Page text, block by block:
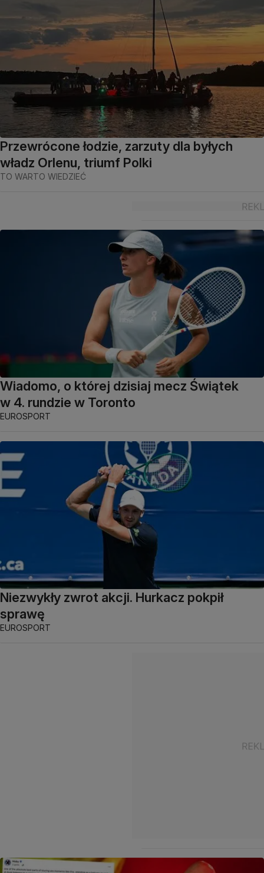
Przewrócone łodzie, zarzuty dla byłych
władz Orlenu, triumf Polki
TO WARTO WIEDZIEĆ
Wiadomo, o której dzisiaj mecz Świątek
w 4. rundzie w Toronto
EUROSPORT
Niezwykły zwrot akcji. Hurkacz pokpił
sprawę
EUROSPORT